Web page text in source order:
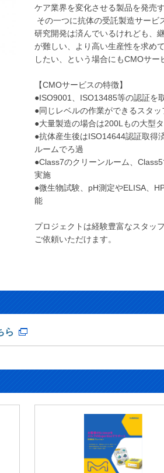
ケア業界を変化させる製品を発売
その一つに抗体の受託製造サービ
研究開発は済んでいるけれども、
が難しい、より高い生産性を求め
したい、という場合にもCMOサー
【CMOサービスの特徴】
●ISO9001、ISO13485等の認証を
●同じレベルの作業ができるスタ
●大量製造の場合は200Lもの大型
●抗体産生後はISO14644認証取得
ルームでろ過
●Class7のクリーンルーム、
実施
●微生物試験、pH測定やELISA、
能
プロジェクトは経験豊富なスタッ
ご依頼いただけます。
ら